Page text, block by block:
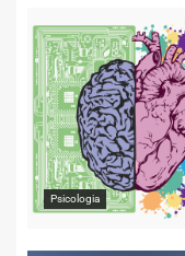
Psicologia